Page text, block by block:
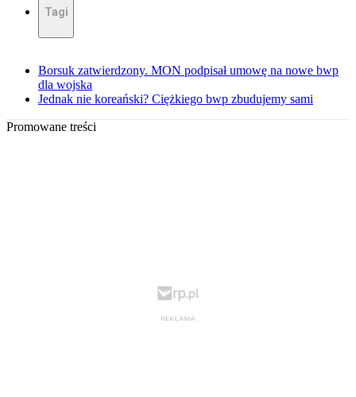
Tagi
Borsuk zatwierdzony. MON podpisał umowę na nowe bwp
dla wojska
Jednak nie koreański? Ciężkiego bwp zbudujemy sami
Promowane treści